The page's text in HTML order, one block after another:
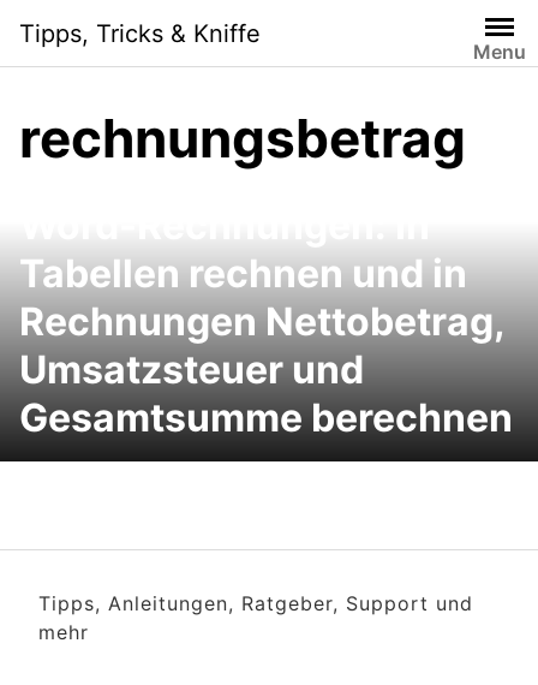
content
Tipps, Tricks & Kniffe
Menu
rechnungsbetrag
Tabellen rechnen und in
Rechnungen Nettobetrag,
Umsatzsteuer und
Gesamtsumme berechnen
Tipps, Anleitungen, Ratgeber, Support und
mehr